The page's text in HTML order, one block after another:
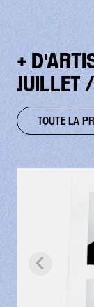
+
JUILLET
TOUTE LA